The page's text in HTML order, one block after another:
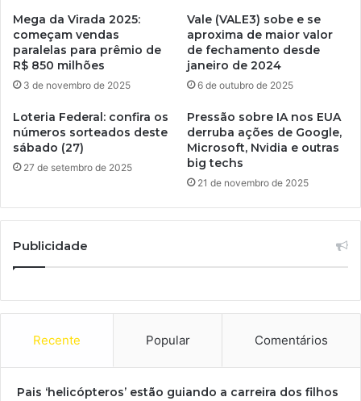
Mega da Virada 2025:
começam vendas
paralelas para prêmio de
R$ 850 milhões
3 de novembro de 2025
Vale (VALE3) sobe e se
aproxima de maior valor
de fechamento desde
janeiro de 2024
6 de outubro de 2025
Loteria Federal: confira os
números sorteados deste
sábado (27)
27 de setembro de 2025
Pressão sobre IA nos EUA
derruba ações de Google,
Microsoft, Nvidia e outras
big techs
21 de novembro de 2025
Publicidade
Recente Popular Comentários
Pais ‘helicópteros’ estão guiando a carreira dos filhos